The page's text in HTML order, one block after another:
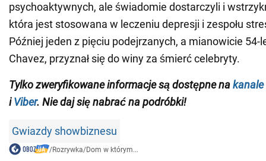
psychoaktywnych, ale świadomie dostarczyli i
która jest stosowana w leczeniu depresji i zespołu
Później jeden z pięciu podejrzanych, a mianowicie 54-
Chavez, przyznał się do winy za śmierć celebryty.
Tylkozweryfikowane informacje są dostępne nakanale
iViber. Nie daj się nabrać na podróbki!
Gwiazdy showbiznesu
/Rozrywka/Dom w którym...